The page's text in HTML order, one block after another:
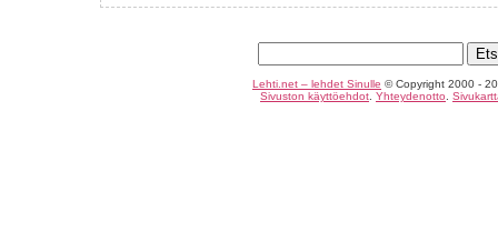
Lehti.net – lehdet Sinulle © Copyright 2000 -
Sivuston käyttöehdot Yhteydenotto